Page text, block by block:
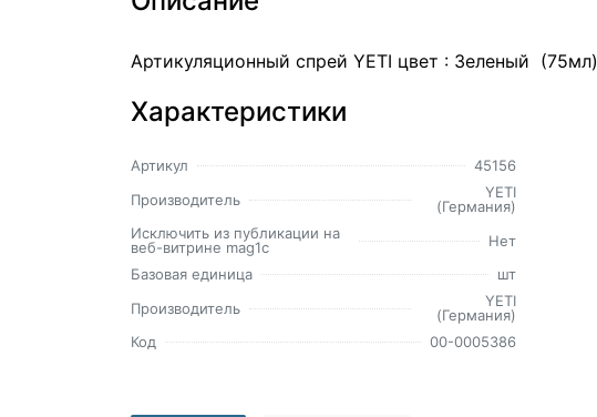
Артикуляционный спрей YETI цвет : Зеленый (75мл)
Характеристики
Артикул
45156
Производитель
YETI
(Германия)
Исключить из публикации на
веб-витрине mag1c
Нет
Базовая единица
шт
Производитель
YETI
(Германия)
Код
00-0005386